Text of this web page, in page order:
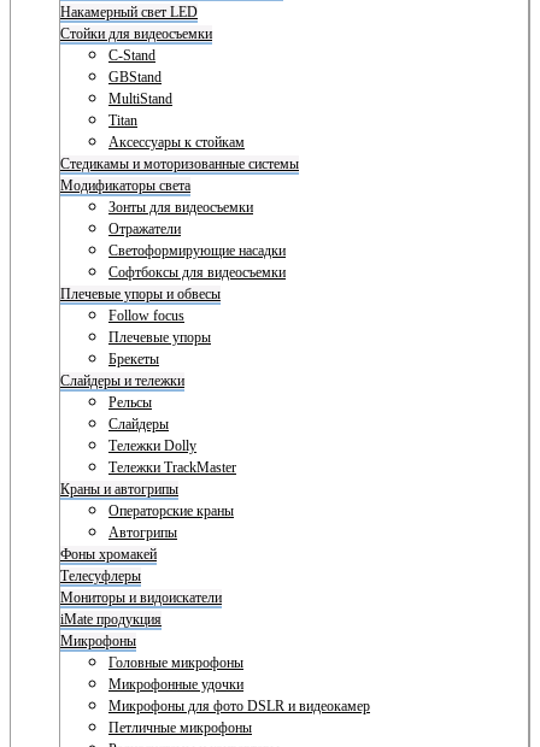
Накамерный свет LED
Стойки для видеосъемки
C-Stand
GBStand
MultiStand
Titan
Аксессуары к стойкам
Стедикамы и моторизованные системы
Модификаторы света
Зонты для видеосъемки
Отражатели
Светоформирующие насадки
Софтбоксы для видеосъемки
Плечевые упоры и обвесы
Follow focus
Плечевые упоры
Брекеты
Слайдеры и тележки
Рельсы
Слайдеры
Тележки Dolly
Тележки TrackMaster
Краны и автогрипы
Операторские краны
Автогрипы
Фоны хромакей
Телесуфлеры
Мониторы и видоискатели
iMate продукция
Микрофоны
Головные микрофоны
Микрофонные удочки
Микрофоны для фото DSLR и видеокамер
Петличные микрофоны